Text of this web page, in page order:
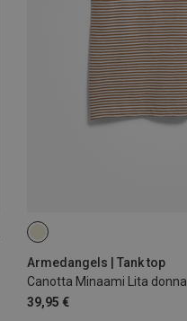
Armedangels | Tank top
Canotta Minaami Lita donna
39,95 €
M